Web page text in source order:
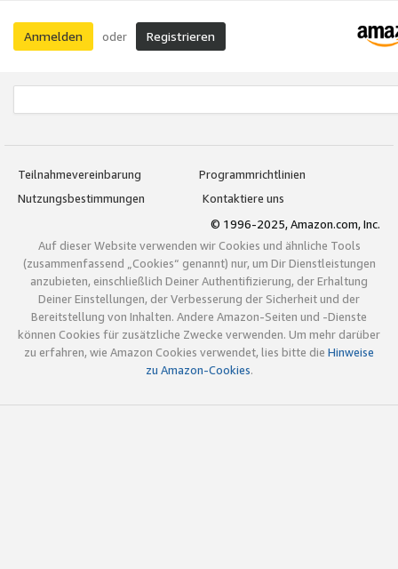
Anmelden oder Registrieren
Teilnahmevereinbarung
Programmrichtlinien
Nutzungsbestimmungen
Kontaktiere uns
© 1996-2025, Amazon.com, Inc.
Auf dieser Website verwenden wir Cookies und ähnliche Tools
(zusammenfassend „Cookies“ genannt) nur, um Dir Dienstleistungen
anzubieten, einschließlich Deiner Authentifizierung, der Erhaltung
Deiner Einstellungen, der Verbesserung der Sicherheit und der
Bereitstellung von Inhalten. Andere Amazon-Seiten und -Dienste
können Cookies für zusätzliche Zwecke verwenden. Um mehr darüber
zu erfahren, wie Amazon Cookies verwendet, lies bitte die Hinweise
zu Amazon-Cookies.